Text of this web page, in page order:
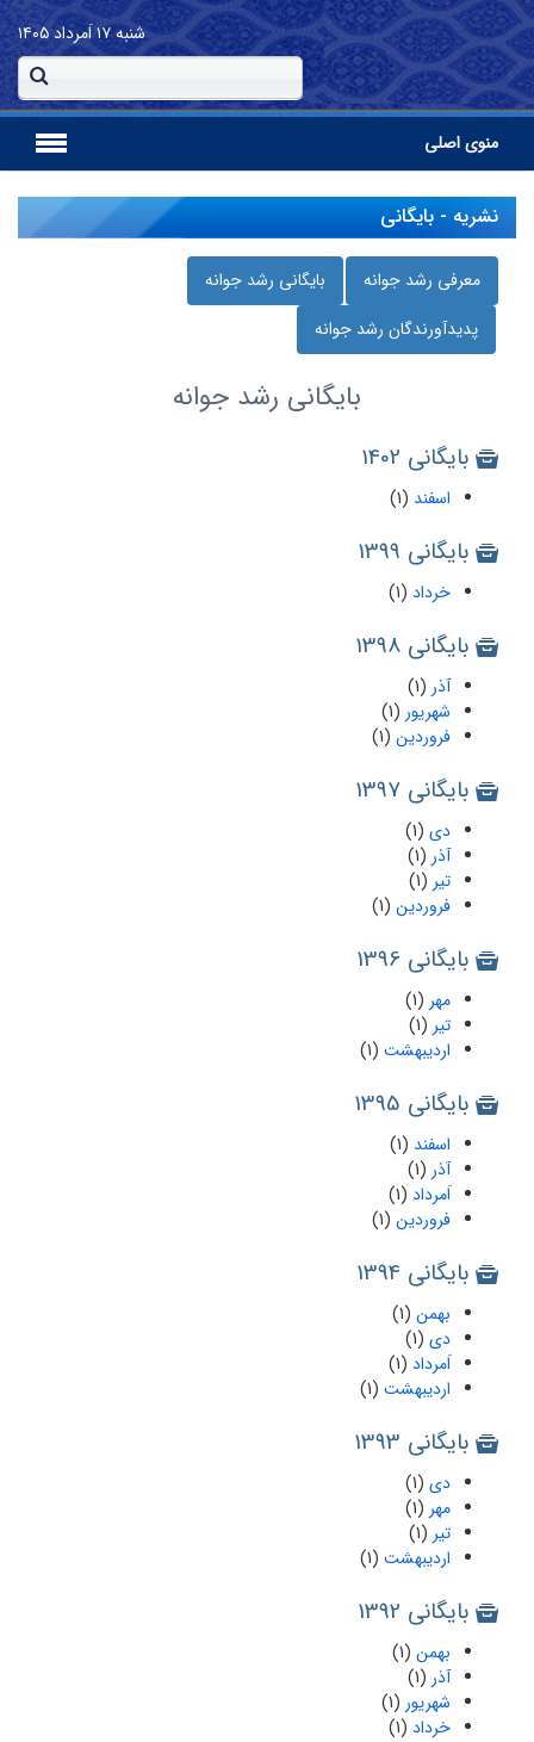
شنبه۱۷ اَمرداد ۱۴۰۵
منوی اصلی
نشریه - بایگانی
معرفی رشد جوانه
بایگانی رشد جوانه
پدیدآورندگان رشد جوانه
بایگانی رشد جوانه
بایگانی 1402
اسفند (1)
بایگانی 1399
خرداد (1)
بایگانی 1398
آذر (1)
شهریور (1)
فروردین (1)
بایگانی 1397
دی (1)
آذر (1)
تیر (1)
فروردین (1)
بایگانی 1396
مهر (1)
تیر (1)
اردیبهشت (1)
بایگانی 1395
اسفند (1)
آذر (1)
اَمرداد (1)
فروردین (1)
بایگانی 1394
بهمن (1)
دی (1)
اَمرداد (1)
اردیبهشت (1)
بایگانی 1393
دی (1)
مهر (1)
تیر (1)
اردیبهشت (1)
بایگانی 1392
بهمن (1)
آذر (1)
شهریور (1)
خرداد (1)